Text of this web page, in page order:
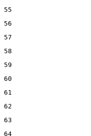
55
56
57
58
59
60
61
62
63
64